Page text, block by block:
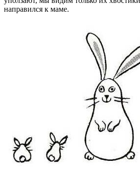
направился к маме.